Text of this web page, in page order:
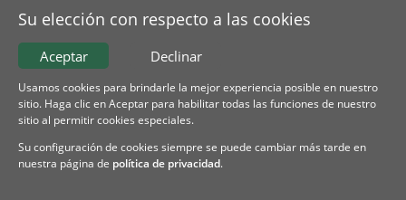
Su elección con respecto a las cookies
Declinar
Aceptar
Usamos cookies para brindarle la mejor experiencia posible en nuestro
sitio. Haga clic en Aceptar para habilitar todas las funciones de nuestro
sitio al permitir cookies especiales.
Su configuración de cookies siempre se puede cambiar más tarde en
nuestra página de política de privacidad.